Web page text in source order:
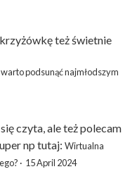
krzyżówkęteż świetnie
podsunąć najmłodszym
czyta, ale też polecam
np tutaj: Wirtualna
· 15 April 2024